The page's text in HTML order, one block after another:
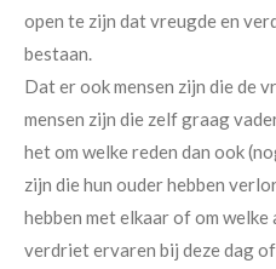
open te zijn dat vreugde en
bestaan.
Dat er ook mensen zijn die de
mensen zijn die zelf graag
het om welke reden dan ook
zijn die hun ouder hebben
hebben met elkaar of om
verdriet ervaren bij deze dag